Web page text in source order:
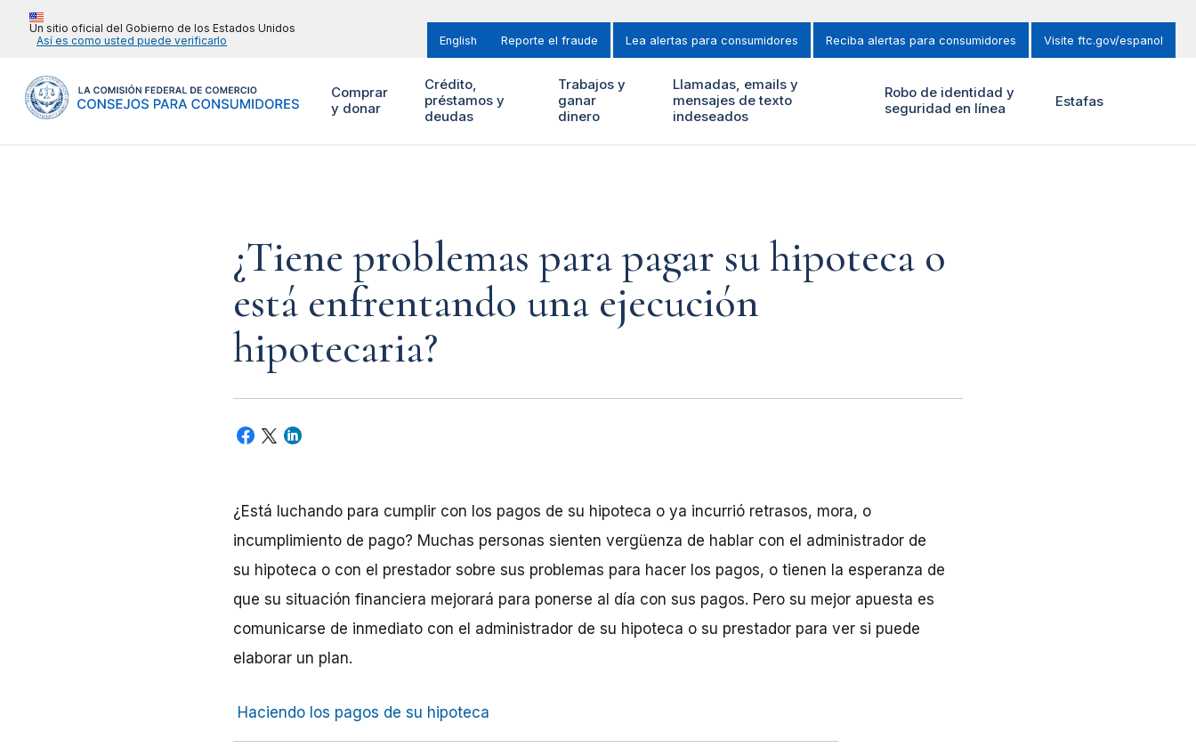
Un sitio oficial del Gobierno de los Estados Unidos
Así es como usted puede verificarlo
English Reporte el fraude Lea alertas para consumidores Reciba alertas para consumidores Visite ftc.gov/espanol
Comprar
y donar
Crédito,
préstamos y
deudas
Trabajos y
ganar
dinero
Llamadas, emails y
mensajes de texto
indeseados
Robo de identidad y
seguridad en línea
Estafas
¿Tiene problemas para pagar su hipoteca o
está enfrentando una ejecución
hipotecaria?
¿Está luchando para cumplir con los pagos de su hipoteca o ya incurrió retrasos, mora, o
incumplimiento de pago? Muchas personas sienten vergüenza de hablar con el administrador de
su hipoteca o con el prestador sobre sus problemas para hacer los pagos, o tienen la esperanza de
que su situación financiera mejorará para ponerse al día con sus pagos. Pero su mejor apuesta es
comunicarse de inmediato con el administrador de su hipoteca o su prestador para ver si puede
elaborar un plan.
Haciendo los pagos de su hipoteca